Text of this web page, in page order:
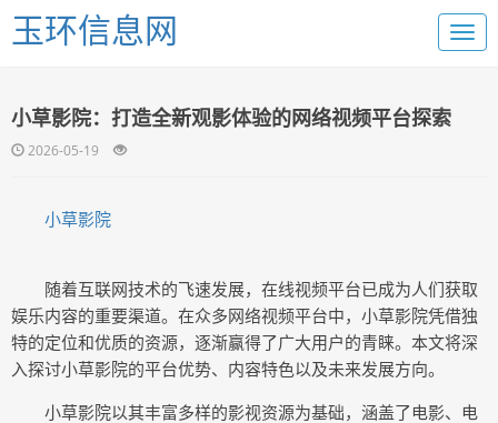
玉环信息网
小草影院：打造全新观影体验的网络视频平台探索
2026-05-19
小草影院
随着互联网技术的飞速发展，在线视频平台已成为人们获取
娱乐内容的重要渠道。在众多网络视频平台中，小草影院凭借独
特的定位和优质的资源，逐渐赢得了广大用户的青睐。本文将深
入探讨小草影院的平台优势、内容特色以及未来发展方向。
小草影院以其丰富多样的影视资源为基础，涵盖了电影、电